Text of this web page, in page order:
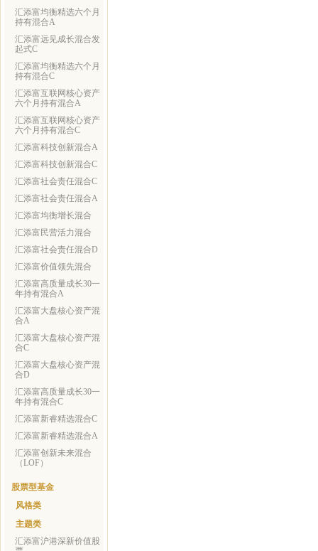
汇添富均衡精选六个月
持有混合A
汇添富远见成长混合发
起式C
汇添富均衡精选六个月
持有混合C
汇添富互联网核心资产
六个月持有混合A
汇添富互联网核心资产
六个月持有混合C
汇添富科技创新混合A
汇添富科技创新混合C
汇添富社会责任混合C
汇添富社会责任混合A
汇添富均衡增长混合
汇添富民营活力混合
汇添富社会责任混合D
汇添富价值领先混合
汇添富高质量成长30一
年持有混合A
汇添富大盘核心资产混
合A
汇添富大盘核心资产混
合C
汇添富大盘核心资产混
合D
汇添富高质量成长30一
年持有混合C
汇添富新睿精选混合C
汇添富新睿精选混合A
汇添富创新未来混合
（LOF）
股票型基金
风格类
主题类
汇添富沪港深新价值股